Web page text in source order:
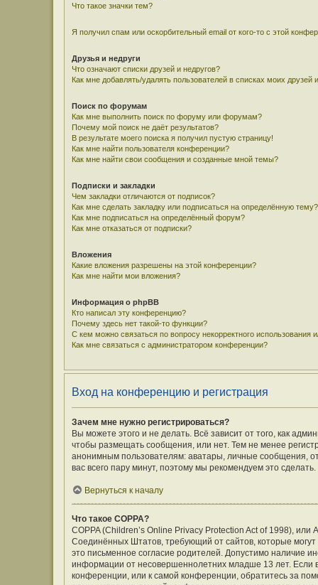
Что такое значки тем?
Я получил спам или оскорбительный email от кого-то с этой
Друзья и недруги
Что означают списки друзей и недругов?
Как мне добавлять/удалять пользователей в списках моих друзей
Поиск по форумам
Как мне выполнить поиск по форуму или форумам?
Почему мой поиск не даёт результатов?
В результате моего поиска я получил пустую страницу!
Как мне найти пользователя конференции?
Как мне найти свои сообщения и созданные мной темы?
Подписки и закладки
Чем закладки отличаются от подписок?
Как мне сделать закладку или подписаться на определённую тему?
Как мне подписаться на определённый форум?
Как мне отказаться от подписки?
Вложения
Какие вложения разрешены на этой конференции?
Как мне найти мои вложения?
Информация о phpBB
Кто написал эту конференцию?
Почему здесь нет такой-то функции?
С кем можно связаться по вопросу некорректного
Как мне связаться с администратором конференции?
Вход на конференцию и регистрация
Зачем мне нужно регистрироваться?
Вы можете этого и не делать. Всё зависит от того, как
чтобы размещать сообщения, или нет. Тем не менее
анонимным пользователям: аватары, личные сообщения,
вас всего пару минут, поэтому мы рекомендуем это сделать.
Вернуться к началу
Что такое COPPA?
COPPA (Children’s Online Privacy Protection Act of 1998),
Соединённых Штатов, требующий от сайтов, которые
это письменное согласие родителей. Допустимо наличие
информации от несовершеннолетних младше 13 лет. Если
конференции, или к самой конференции, обратитесь за